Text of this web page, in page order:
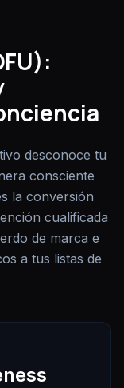
desconoce tu
consciente
la conversión
cualificada
de marca e
a tus listas de